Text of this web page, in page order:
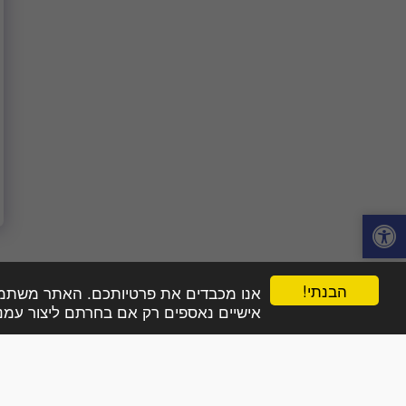
הבנתי!
אנו מכבדים את פרטיותכם. האתר משתמש
אישיים נאספים רק אם בחרתם ליצורמצבות בפתח תקווה תמונות מצבות בפתח תקווה